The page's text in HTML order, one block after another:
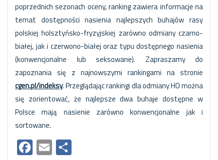
poprzednich sezonach oceny, ranking zawiera informacje na
temat dostępności nasienia najlepszych buhajów rasy
polskiej holsztyńsko-fryzyjskiej zarówno odmiany czarno-
białej, jak i czerwono-białej oraz typu dostępnego nasienia
(konwencjonalne lub seksowane). Zapraszamy do
zapoznania się z najnowszymi rankingami na stronie
cgen.pl/indeksy. Przeglądając rankingi dla odmiany HO można
się zorientować, że najlepsze dwa buhaje dostępne w
Polsce mają nasienie zarówno konwencjonalne jak i
sortowane.
Facebook
Email